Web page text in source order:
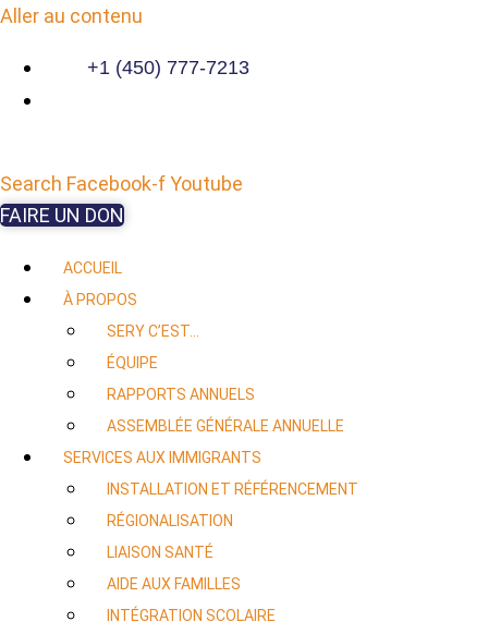
Aller au contenu
+1 (450) 777-7213
Search Facebook-fYoutube
FAIRE UN DON
ACCUEIL
À PROPOS
SERY C’EST…
ÉQUIPE
RAPPORTS ANNUELS
ASSEMBLÉE GÉNÉRALE ANNUELLE
SERVICES AUX IMMIGRANTS
INSTALLATION ET RÉFÉRENCEMENT
RÉGIONALISATION
LIAISON SANTÉ
AIDE AUX FAMILLES
INTÉGRATION SCOLAIRE